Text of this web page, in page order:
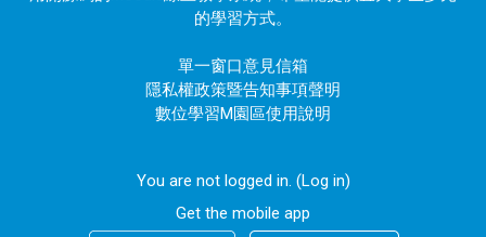
的學習方式。
單一窗口意見信箱
隱私權政策暨告知事項聲明
數位學習M園區使用說明
You are not logged in. (Log in)
Get the mobile app